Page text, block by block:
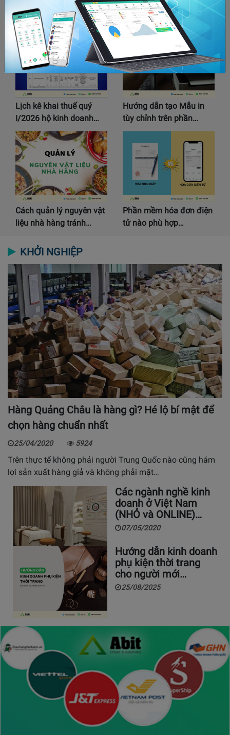
cho shop online bền…
chuẩn bị những gì khi…
Lịch kê khai thuế quý
I/2026 hộ kinh doanh…
Hướng dẫn tạo Mẫu in
tùy chỉnh trên phần…
Cách quản lý nguyên vật
liệu nhà hàng tránh…
Phần mềm hóa đơn điện
tử nào phù hợp…
KHỞI NGHIỆP
Hàng Quảng Châu là hàng gì? Hé lộ bí mật để
chọn hàng chuẩn nhất
25/04/2020 5924
Trên thực tế không phải người Trung Quốc nào cũng hám
lợi sản xuất hàng giả và không phải mặt…
Các ngành nghề kinh
doanh ở Việt Nam
(NHỎ và ONLINE)…
07/05/2020
Hướng dẫn kinh doanh
phụ kiện thời trang
cho người mới…
25/08/2025